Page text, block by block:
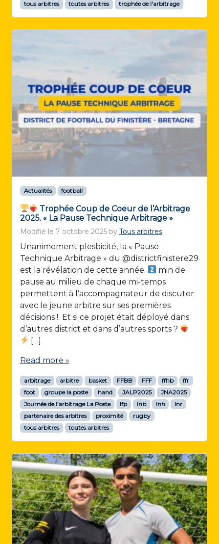
tous arbitres toutes arbitres trophée de l'arbitrage
Actualités football
Trophée Coup de Coeur de l’Arbitrage
2025. « La Pause Technique Arbitrage »
Modifié le 7 octobre 2025 by Tous arbitres
Unanimement plesbicité, la « Pause
Technique Arbitrage » du @districtfinistere29
est la révélation de cette année.
min de
pause au milieu de chaque mi-temps
permettent à l’accompagnateur de discuter
avec le jeune arbitre sur ses premières
décisions ! Et si ce projet était déployé dans
d’autres district et dans d’autres sports ?
[…]
Read more »
arbitrage arbitre basket FFBB FFF ffhb
ffr
foot
groupe la poste hand JALP2025
JNA2025
Journée de l’arbitrage La Poste
lfp lnb lnh
lnr
partenaire des arbitres
proximité
rugby
tous arbitres
toutes arbitres